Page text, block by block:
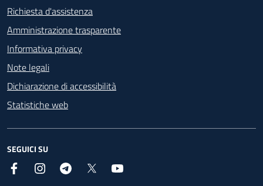
Richiesta d'assistenza
Amministrazione trasparente
Informativa privacy
Note legali
Dichiarazione di accessibilità
Statistiche web
SEGUICI SU
Facebook InstagramTelegram